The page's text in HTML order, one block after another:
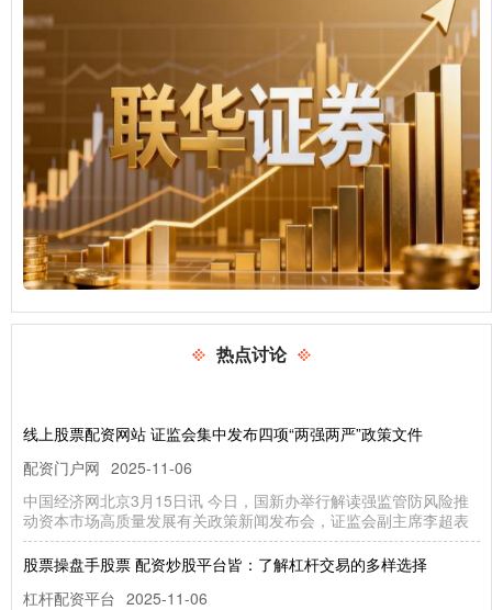
热点讨论
线上股票配资网站 证监会集中发布四项“两强两严”政策文件
配资门户网 2025-11-06
中国经济网北京3月15日讯 今日，国新办举行解读强监管防风险推
动资本市场高质量发展有关政策新闻发布会，证监会副主席李超表
股票操盘手股票 配资炒股平台皆：了解杠杆交易的多样选择
杠杆配资平台 2025-11-06